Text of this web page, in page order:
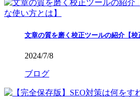
文章の質を磨く校正ツールの紹介【校
2024/7/8
ブログ